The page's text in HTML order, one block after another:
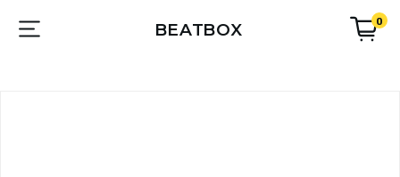
BEATBOX 0